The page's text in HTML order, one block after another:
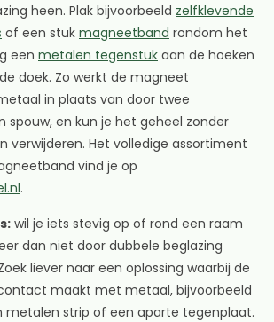
heen. Plak bijvoorbeeld zelfklevende
of een stuk magneetband rondom het
een metalen tegenstuk aan de hoeken
doek. Zo werkt de magneet
in plaats van door twee
spouw, en kun je het geheel zonder
verwijderen. Het volledige assortiment
vind je op
.
wil je iets stevig op of rond een raam
dan niet door dubbele beglazing
liever naar een oplossing waarbij de
maakt met metaal, bijvoorbeeld
metalen strip of een aparte tegenplaat.